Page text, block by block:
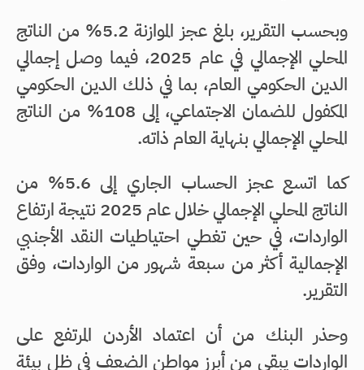
وبحسب التقرير، بلغ عجز الموازنة 5.2% من الناتج
المحلي الإجمالي في عام 2025، فيما وصل إجمالي
الدين الحكومي العام، بما في ذلك الدين الحكومي
المكفول للضمان الاجتماعي، إلى 108% من الناتج
المحلي الإجمالي بنهاية العام ذاته.
كما اتسع عجز الحساب الجاري إلى 5.6% من
الناتج المحلي الإجمالي خلال عام 2025 نتيجة ارتفاع
الواردات، في حين تغطي احتياطيات النقد الأجنبي
الإجمالية أكثر من سبعة شهور من الواردات، وفق
التقرير.
وحذر البنك من أن اعتماد الأردن المرتفع على
الواردات يبقى من أبرز مواطن الضعف في ظل بيئة